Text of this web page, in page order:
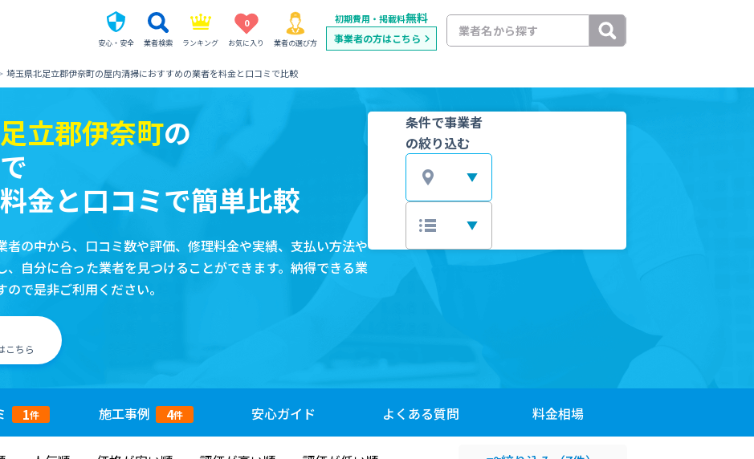
安心・安全 業者検索 ランキング
0
お気に入り 業者の選び方
初期費用・掲載料無料
事業者の方はこちら
埼玉県北足立郡伊奈町の屋内清掃におすすめの業者を料金と口コミで比較
立郡伊奈町の
金と口コミで簡単比較
の中から、口コミ数や評価、修理料金や実績、支払い方法や
、自分に合った業者を見つけることができます。納得できる業
で是非ご利用ください。
こちら
条件で事業者
の絞り込む
1件 施工事例 4件 安心ガイド よくある質問 料金相場